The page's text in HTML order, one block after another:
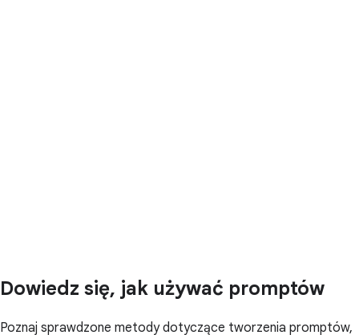
Dowiedz się, jak używać promptów
Poznaj sprawdzone metody dotyczące tworzenia promptów,